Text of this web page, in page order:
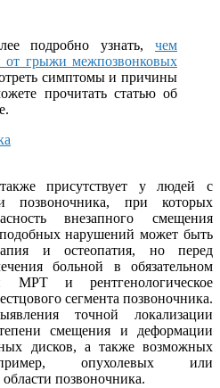
подробно узнать, чем
от грыжи межпозвонковых
симптомы и причины
прочитать статью об
присутствует у людей с
позвоночника, при которых
внезапного смещения
нарушений может быть
и остеопатия, но перед
больной в обязательном
МРТ и рентгенологическое
сегмента позвоночника.
точной локализации
смещения и деформации
дисков, а также возможных
опухолевых или
позвоночника.